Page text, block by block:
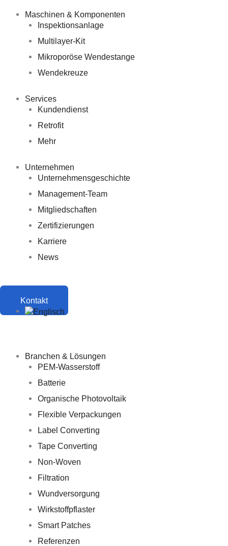
Maschinen & Komponenten
Inspektionsanlage
Multilayer-Kit
Mikroporöse Wendestange
Wendekreuze
Services
Kundendienst
Retrofit
Mehr
Unternehmen
Unternehmensgeschichte
Management-Team
Mitgliedschaften
Zertifizierungen
Karriere
News
Kontakt
Branchen & Lösungen
PEM-Wasserstoff
Batterie
Organische Photovoltaik
Flexible Verpackungen
Label Converting
Tape Converting
Non-Woven
Filtration
Wundversorgung
Wirkstoffpflaster
Smart Patches
Referenzen